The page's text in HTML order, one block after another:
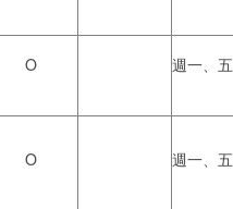
O 週一、五
O 週一、五